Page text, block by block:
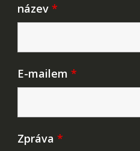
název *
E-mailem *
Zpráva *